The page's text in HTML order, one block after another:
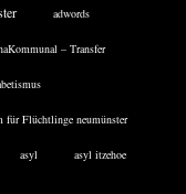
adwords
– Transfer
für Flüchtlinge neumünster
asyl asyl itzehoe